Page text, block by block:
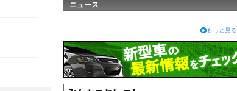
ニュース
もっと見る